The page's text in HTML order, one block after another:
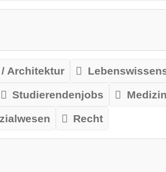
/ Architektur
Studierendenjobs Medizin
Recht